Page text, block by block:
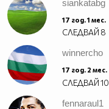
siankatabg
17 год. 1 мес.
СЛЕДВАЙ 8
winnercho
17 год. 2 мес.
СЛЕДВАЙ10
fennaraul1